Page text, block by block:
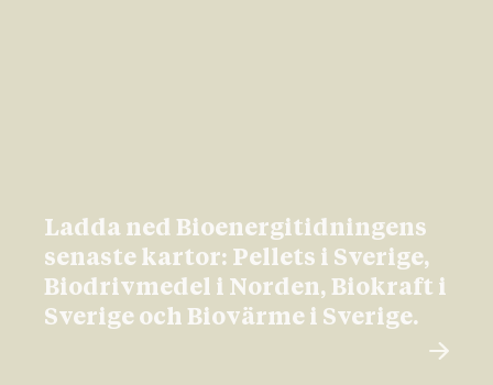
Ladda ned Bioenergitidningens
senaste kartor: Pellets i Sverige,
Biodrivmedel i Norden, Biokraft i
Sverige och Biovärme i Sverige.